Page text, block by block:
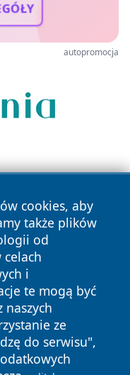
autopromocja
cookies, aby
także plików
od
i
te mogą być
naszych
ze
do serwisu",
Wszystkie prawa
Polityka
Cookies